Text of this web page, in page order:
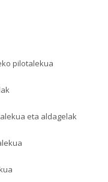
pilotalekua
eta aldagelak